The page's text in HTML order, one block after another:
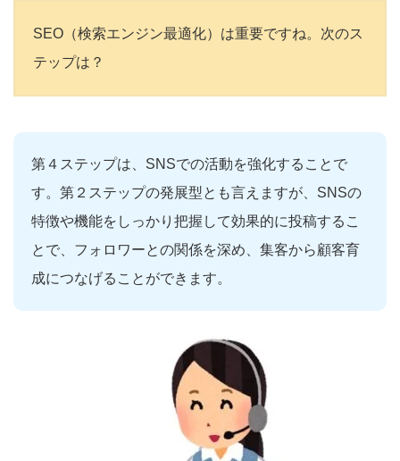
SEO（検索エンジン最適化）は重要ですね。次のス
テップは？
第４ステップは、SNSでの活動を強化することで
す。第２ステップの発展型とも言えますが、SNSの
特徴や機能をしっかり把握して効果的に投稿するこ
とで、フォロワーとの関係を深め、集客から顧客育
成につなげることができます。